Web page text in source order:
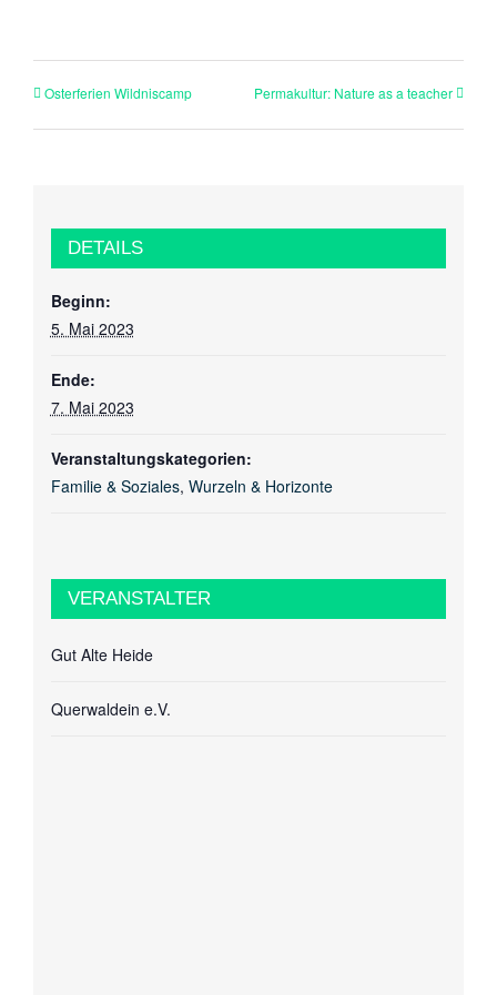
Osterferien Wildniscamp Permakultur: Nature as a teacher
DETAILS
Beginn:
5. Mai 2023
Ende:
7. Mai 2023
Veranstaltungskategorien:
Familie & Soziales, Wurzeln & Horizonte
VERANSTALTER
Gut Alte Heide
Querwaldein e.V.